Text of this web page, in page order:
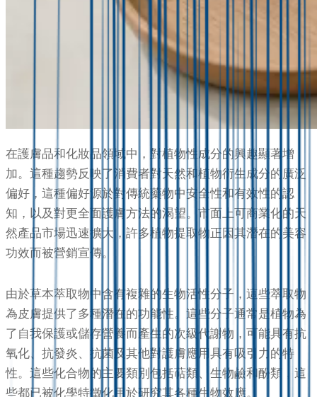
在護膚品和化妝品領域中，對植物性成分的興趣顯著增
加。這種趨勢反映了消費者對天然和植物衍生成分的廣泛
偏好，這種偏好源於對傳統藥物中安全性和有效性的認
知，以及對更全面護膚方法的渴望。市面上可商業化的天
然產品市場迅速擴大，許多植物提取物正因其潛在的美容
功效而被營銷宣傳。
由於草本萃取物中含有複雜的生物活性分子，這些萃取物
為皮膚提供了多種潛在的功能性。這些分子通常是植物為
了自我保護或儲存營養而產生的次級代謝物，可能具有抗
氧化、抗發炎、抗菌及其他對護膚應用具有吸引力的特
性。這些化合物的主要類別包括萜類、生物鹼和酚類，這
些都已被化學特徵化用於研究其各種生物效應。